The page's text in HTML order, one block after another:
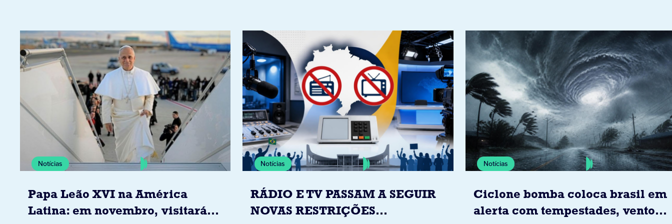
Notícias
Papa Leão XVI na América
Latina: em novembro, visitará
Notícias
RÁDIO E TV PASSAM A SEGUIR
NOVAS RESTRIÇÕES
Notícias
Ciclone bomba coloca brasil em
alerta com tempestades, ventos